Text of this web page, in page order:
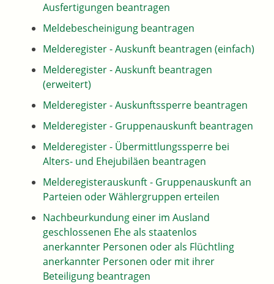
Ausfertigungen beantragen
Meldebescheinigung beantragen
Melderegister - Auskunft beantragen (einfach)
Melderegister - Auskunft beantragen
(erweitert)
Melderegister - Auskunftssperre beantragen
Melderegister - Gruppenauskunft beantragen
Melderegister - Übermittlungssperre bei
Alters- und Ehejubiläen beantragen
Melderegisterauskunft - Gruppenauskunft an
Parteien oder Wählergruppen erteilen
Nachbeurkundung einer im Ausland
geschlossenen Ehe als staatenlos
anerkannter Personen oder als Flüchtling
anerkannter Personen oder mit ihrer
Beteiligung beantragen